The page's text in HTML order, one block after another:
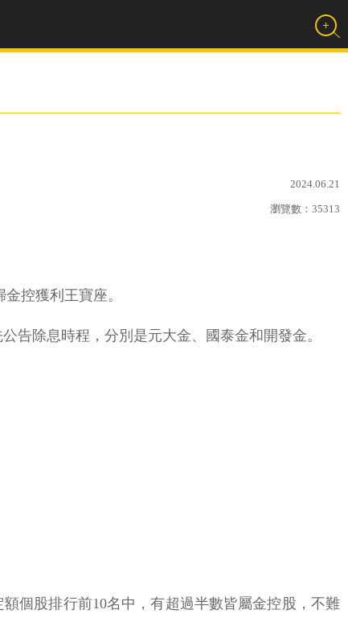
2024.06.21
瀏覽數： 35313
控獲利王寶座。
告除息時程，分別是元大金、國泰金和開發金。
個股排行前10名中，有超過半數皆屬金控股，不難